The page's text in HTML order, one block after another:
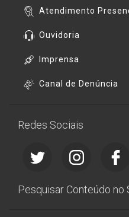
Atendimento
Ouvidoria
Imprensa
Canal de Denúncia
Redes Sociais
Pesquisar Conteúdo no